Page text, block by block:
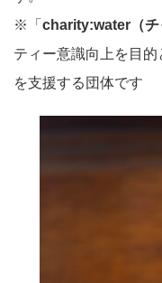
※「 charity:water（チ
ティー意識向上を目
を支援する団体です